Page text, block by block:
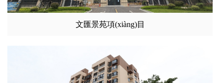
文匯景苑項(xiàng)目